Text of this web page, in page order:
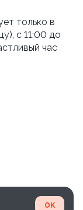
только в
с 11:00 до
час
OK